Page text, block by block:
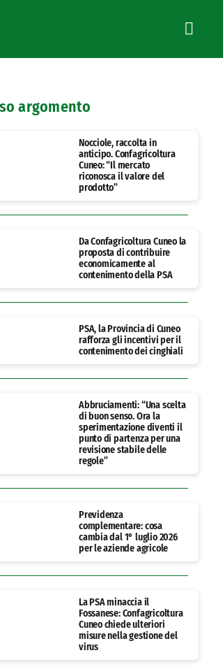
argomento
Nocciole, raccolta in
anticipo. Confagricoltura
Cuneo: “Il mercato
riconosca il valore del
prodotto”
Da Confagricoltura Cuneo la
proposta di contribuire
economicamente al
contenimento della PSA
PSA, la Provincia di Cuneo
rafforza gli incentivi per il
contenimento dei cinghiali
Abbruciamenti: “Una scelta
di buon senso. Ora la
sperimentazione diventi il
punto di partenza per una
revisione stabile delle
regole”
Previdenza
complementare: cosa
cambia dal 1° luglio 2026
per le aziende agricole
La PSA minaccia il
Fossanese: Confagricoltura
Cuneo chiede ulteriori
misure nella gestione del
virus